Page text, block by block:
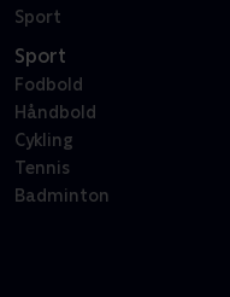
Sport
Sport
Fodbold
Håndbold
Cykling
Tennis
Badminton